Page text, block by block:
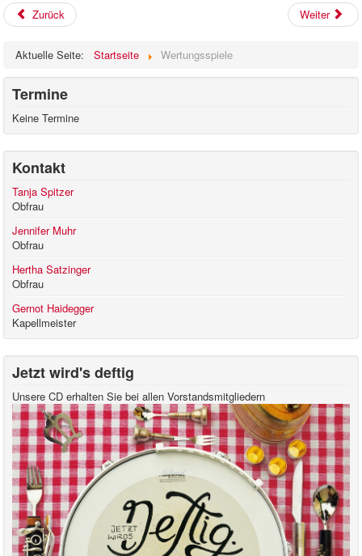
Zurück Weiter
Aktuelle Seite: Startseite Wertungsspiele
Termine
Keine Termine
Kontakt
Tanja Spitzer
Obfrau
Jennifer Muhr
Obfrau
Hertha Satzinger
Obfrau
Gernot Haidegger
Kapellmeister
Jetzt wird's deftig
Unsere CD erhalten Sie bei allen Vorstandsmitgliedern